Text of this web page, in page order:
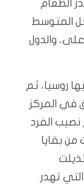
الطعام
المتوسط
والدول
روسيا، ثم
في المركز
حيث بلغ نصيب الفرد
بلغت من بقايا
تذيلت
تهدر